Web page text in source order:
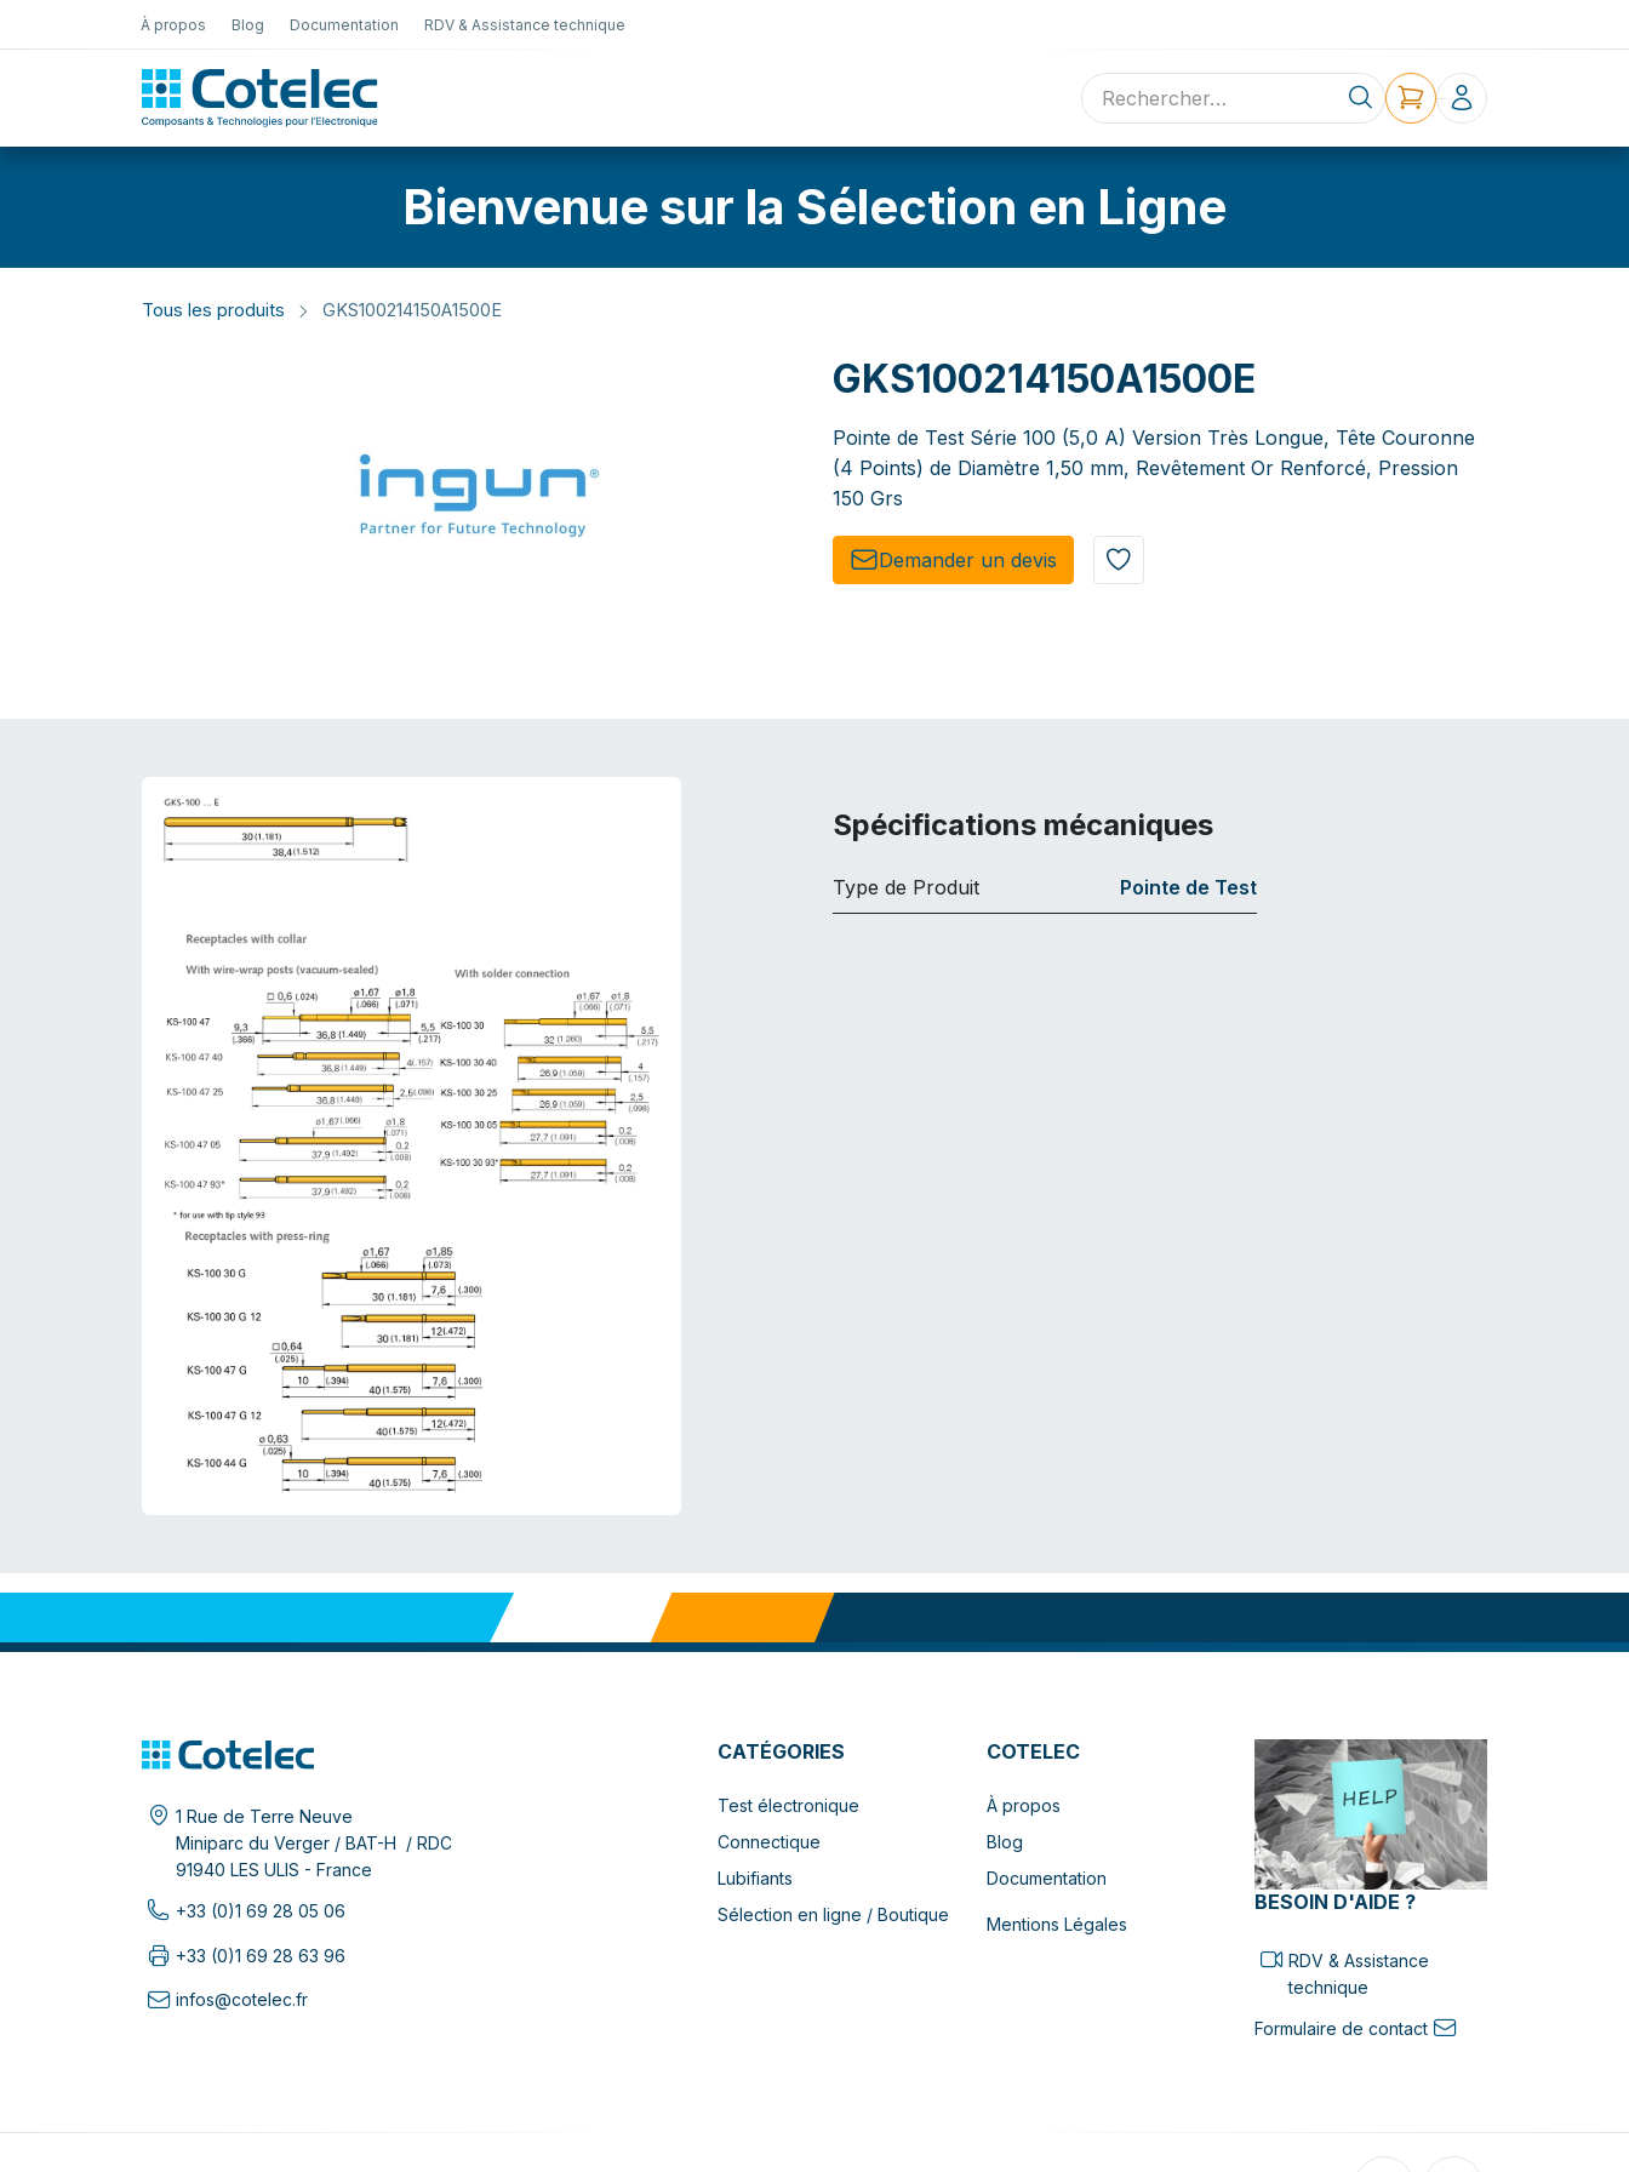
À propos Blog Documentation RDV & Assistance technique
Sélection en ligne Contact
Bienvenue sur la Sélection en Ligne
Tous les produits GKS100214150A1500E
GKS100214150A1500E
Pointe de Test Série 100 (5,0 A) Version Très Longue, Tête Couronne
(4 Points) de Diamètre 1,50 mm, Revêtement Or Renforcé, Pression
150 Grs
Demander un de​​vis​​
Spécifications mécaniques
Type de Produit Pointe de Test
1 Rue de Terre Neuve
Miniparc du Verger / BAT-H / RDC
91940 LES ULIS - France
+33 (0)1 69 28 05 06
+33 (0)1 69 28 63 96
infos@cotelec.fr
CATÉGORIES
Test électronique
Connectique
Lubifiants
Sélection en ligne / Boutique
COTELEC
À propos
Blog
Documentation
Mentions Légales
BESOIN D'AIDE ?
RDV & Assistance
technique
Formulaire de contact